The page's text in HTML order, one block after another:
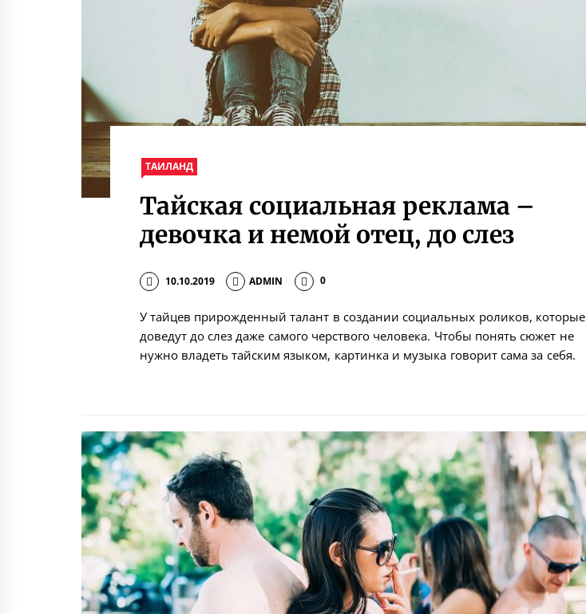
ТАИЛАНД
Тайская социальная реклама –
девочка и немой отец, до слез
10.10.2019 ADMIN 0
У тайцев прирожденный талант в создании социальных роликов, которые
доведут до слез даже самого черствого человека. Чтобы понять сюжет не
нужно владеть тайским языком, картинка и музыка говорит сама за себя.